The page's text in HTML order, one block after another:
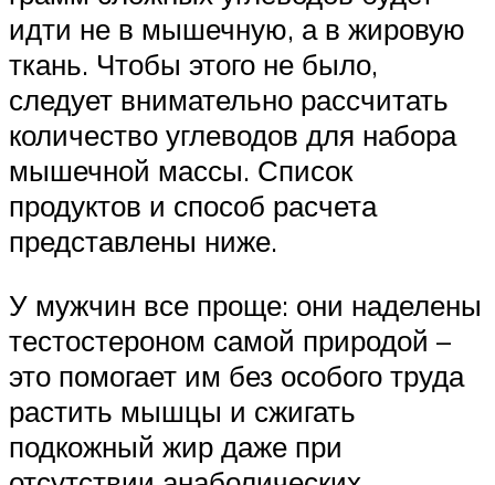
идти не в мышечную, а в жировую
ткань. Чтобы этого не было,
следует внимательно рассчитать
количество углеводов для набора
мышечной массы. Список
продуктов и способ расчета
представлены ниже.
У мужчин все проще: они наделены
тестостероном самой природой –
это помогает им без особого труда
растить мышцы и сжигать
подкожный жир даже при